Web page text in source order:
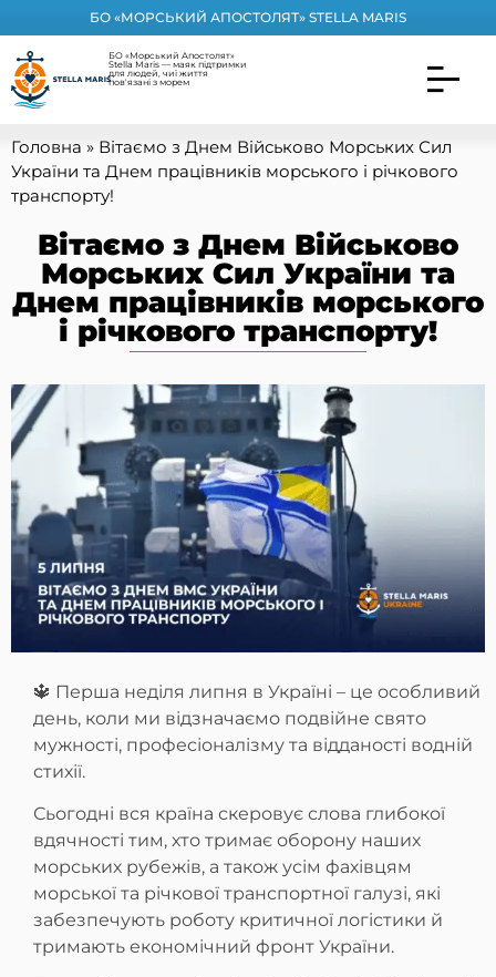
БО «МОРСЬКИЙ АПОСТОЛЯТ» STELLA MARIS
БО «Морський Апостолят»
Stella Maris — маяк підтримки
для людей, чиї життя
пов'язані з морем
Головна » Вітаємо з Днем Військово Морських Сил
України та Днем працівників морського і річкового
транспорту!
Вітаємо з Днем Військово
Морських Сил України та
Днем працівників морського
і річкового транспорту!
🔱 Перша неділя липня в Україні – це особливий
день, коли ми відзначаємо подвійне свято
мужності, професіоналізму та відданості водній
стихії.
Сьогодні вся країна скеровує слова глибокої
вдячності тим, хто тримає оборону наших
морських рубежів, а також усім фахівцям
морської та річкової транспортної галузі, які
забезпечують роботу критичної логістики й
тримають економічний фронт України.